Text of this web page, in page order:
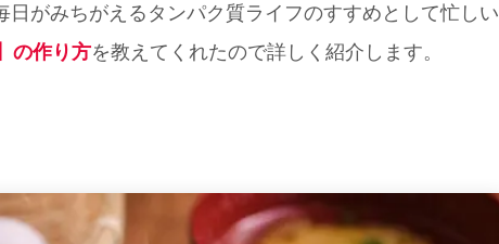
日がみちがえるタンパク質ライフのすすめとして忙しい
の作り方を教えてくれたので詳しく紹介します。